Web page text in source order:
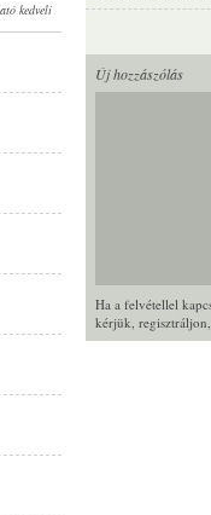
Új hozzászólás
Ha a felvétellel
kérjük, regisztráljon
kedveli